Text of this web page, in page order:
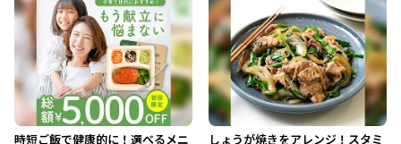
時短ご飯で健康的に！選べるメニ
しょうが焼きをアレンジ！スタミ